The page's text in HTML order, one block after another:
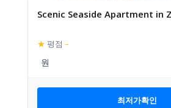
Scenic Seaside Apartment in
★ 평점 –
최저가확인